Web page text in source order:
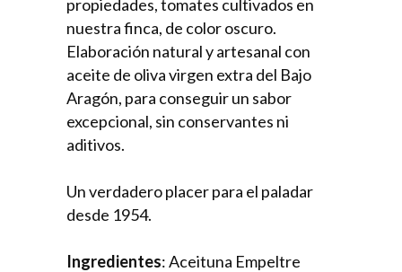
propiedades, tomates cultivados en
nuestra finca, de color oscuro.
Elaboración natural y artesanal con
aceite de oliva virgen extra del Bajo
Aragón, para conseguir un sabor
excepcional, sin conservantes ni
aditivos.
Un verdadero placer para el paladar
desde 1954.
Ingredientes: Aceituna Empeltre